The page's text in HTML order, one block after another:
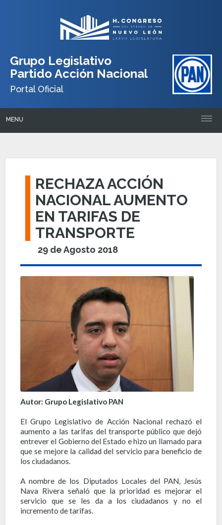
Grupo Legislativo
Partido Acción Nacional
Portal Oficial
MENU
RECHAZA ACCIÓN
NACIONAL AUMENTO
EN TARIFAS DE
TRANSPORTE
29 de Agosto 2018
Autor: Grupo Legislativo PAN
El Grupo Legislativo de Acción Nacional rechazó el
aumento a las tarifas del transporte público que dejó
entrever el Gobierno del Estado e hizo un llamado para
que se mejore la calidad del servicio para beneficio de
los ciudadanos.
A nombre de los Diputados Locales del PAN, Jesús
Nava Rivera señaló que la prioridad es mejorar el
servicio que se les da a los ciudadanos y no el
incremento de tarifas.